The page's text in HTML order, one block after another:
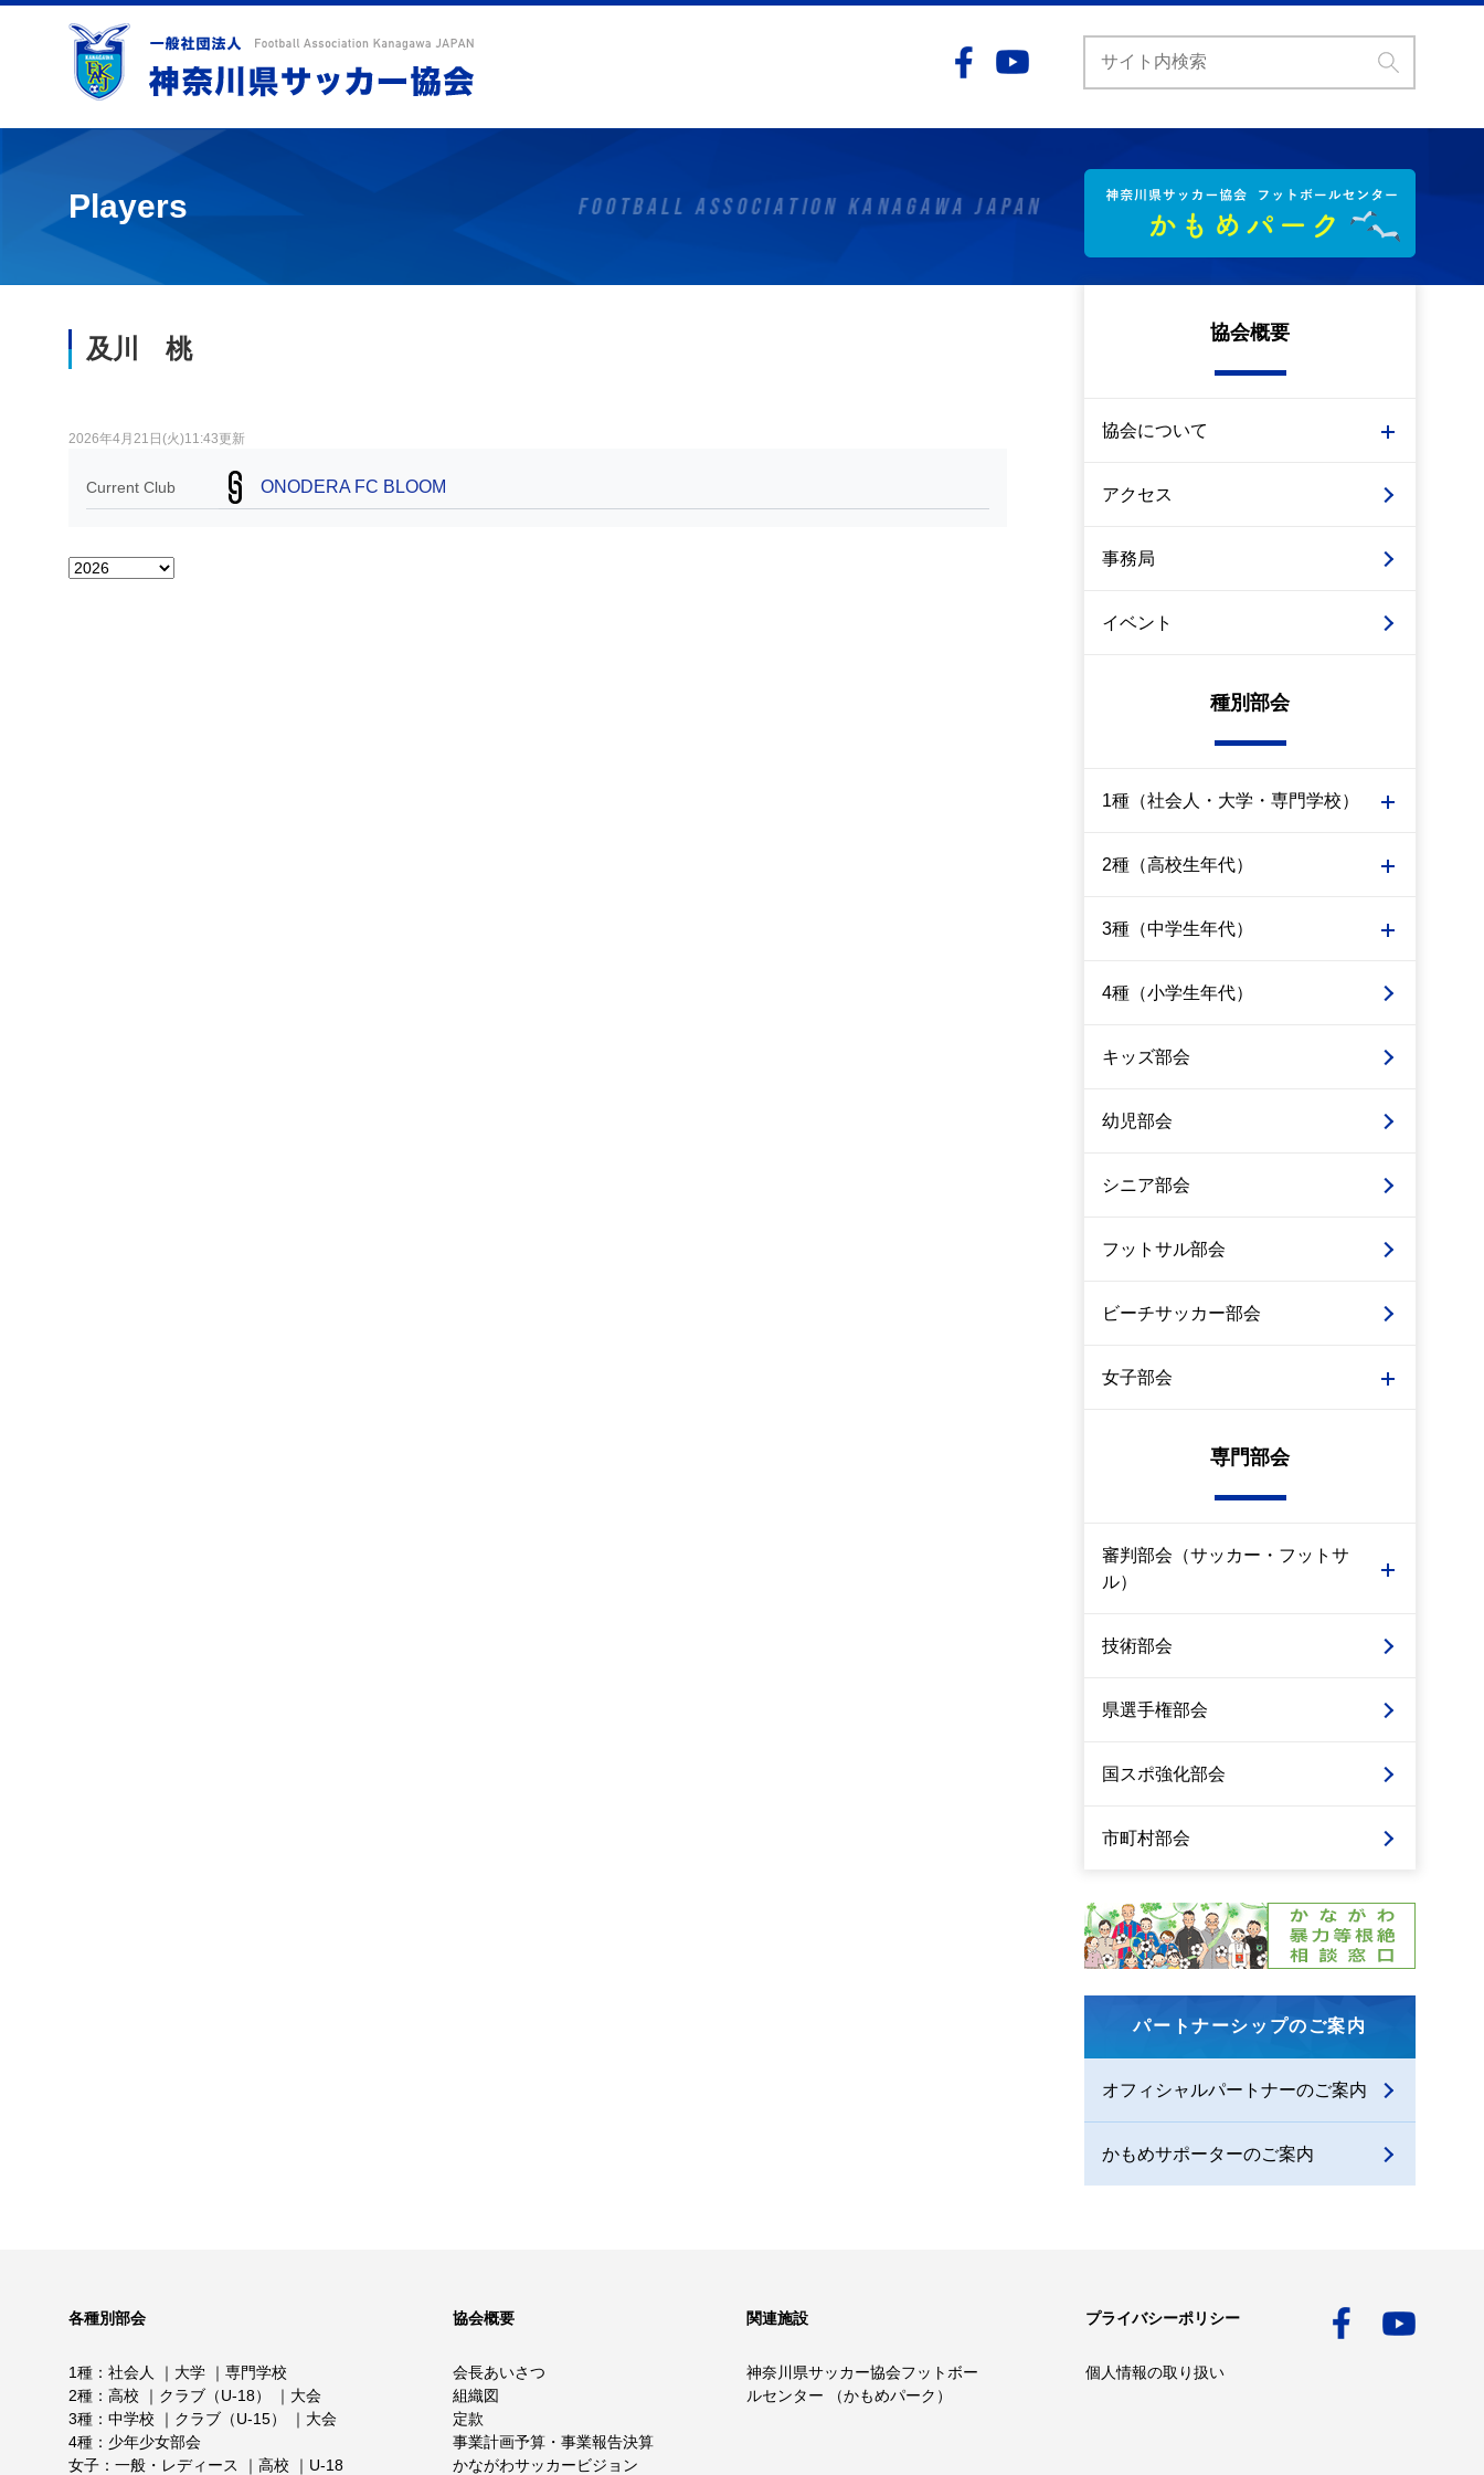
Players
及川 桃
2026年4月21日(火)11:43更新
Current Club ONODERA FC BLOOM
協会概要
協会について
アクセス
事務局
イベント
種別部会
1種（社会人・大学・専門学校）
2種（高校生年代）
3種（中学生年代）
4種（小学生年代）
キッズ部会
幼児部会
シニア部会
フットサル部会
ビーチサッカー部会
女子部会
専門部会
審判部会（サッカー・フットサ
ル）
技術部会
県選手権部会
国スポ強化部会
市町村部会
パートナーシップのご案内
オフィシャルパートナーのご案内
かもめサポーターのご案内
各種別部会
1種 社会人 大学
専門学校
2種
高校 クラブ（U-18）
大会
3種
中学校 クラブ（U-15）
大会
4種
少年少女部会
女子
一般・レディース 高校 U-18
協会概要
会長あいさつ
組織図
定款
事業計画予算・事業報告決算
かながわサッカービジョン
関連施設
神奈川県サッカー協会フットボー
ルセンター （かもめパーク）
プライバシーポリシー
個人情報の取り扱い